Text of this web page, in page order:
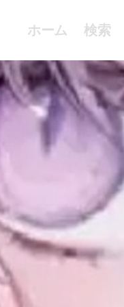
ホーム 検索